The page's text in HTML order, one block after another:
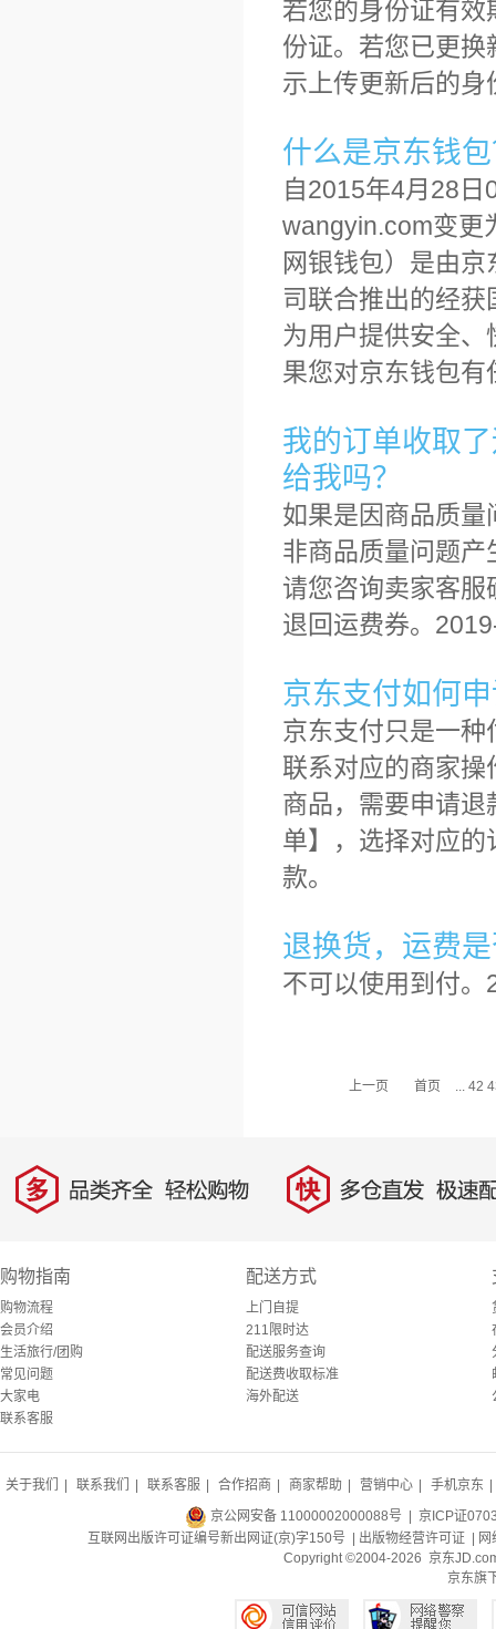
若您的身份证有
份证。若您已更
示上传更新后的身
什么是京东钱
自2015年4月28日
wangyin.com变更
网银钱包）是由
司联合推出的经
为用户提供安全
果您对京东钱包
我的订单收取
给我吗？
如果是因商品质
非商品质量问题
请您咨询卖家客
退回运费券。
京东支付如何
京东支付只是一
联系对应的商家
商品，需要申请
单】，选择对应
款。
退换货，运费
不可以使用到付。
上一页 首页 ... 42
多 品类齐全，轻松购物 快 多仓直发，极速配
购物指南
购物流程
会员介绍
生活旅行/团购
常见问题
大家电
联系客服
配送方式
上门自提
211限时达
配送服务查询
配送费收取标准
海外配送
关于我们 联系我们 联系客服 合作招商 商家帮助 营销中心 手机京东
京公网安备 11000002000088号 | 京ICP证
互联网出版许可证编号新出网证(京)字150号 | 出版物经营许可证
Copyright ©2004-2026 京东
京东旗